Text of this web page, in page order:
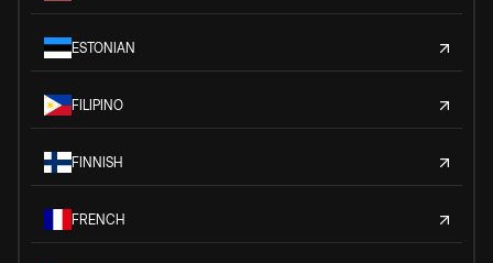
ESTONIAN
FILIPINO
FINNISH
FRENCH